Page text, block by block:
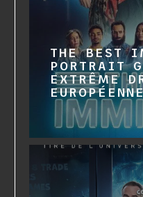
THE BEST
PORTRAIT
EXTRÊME